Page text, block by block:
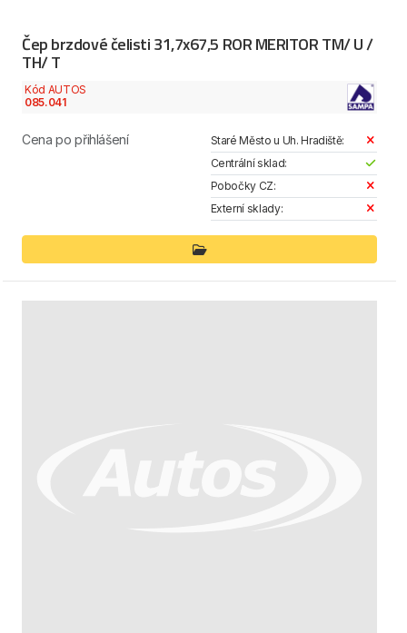
Čep brzdové čelisti 31,7x67,5 ROR MERITOR TM/ U /
TH/ T
Kód AUTOS
085.041
Cena po přihlášení
Staré Město u Uh. Hradiště:
Centrální sklad:
Pobočky CZ:
Externí sklady: